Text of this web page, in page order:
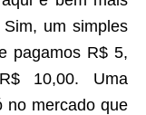
um simples
pagamos R$ 5,
10,00. Uma
no mercado que